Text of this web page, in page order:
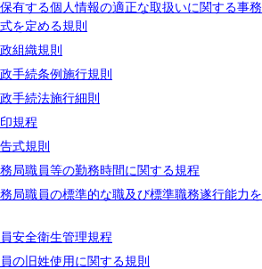
有する個人情報の適正な取扱いに関する事務
を定める規則
組織規則
手続条例施行規則
手続法施行細則
規程
式規則
局職員等の勤務時間に関する規程
局職員の標準的な職及び標準職務遂行能力を
安全衛生管理規程
の旧姓使用に関する規則